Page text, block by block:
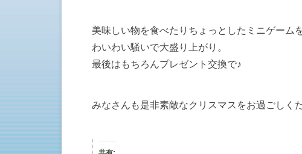
美味しい物を食べたりちょっとしたミニゲーム
わいわい騒いで大盛り上がり。
最後はもちろんプレゼント交換で♪
みなさんも是非素敵なクリスマスをお過ごしく